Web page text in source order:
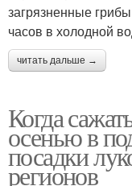
загрязненные
часов в холодной
читать дальше →
Когда
осенью в
посадки
регионов